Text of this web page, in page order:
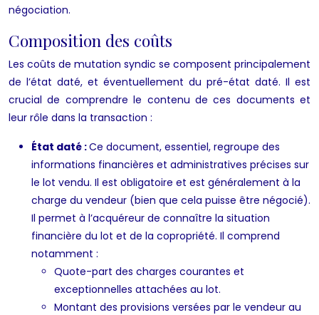
négociation.
Composition des coûts
Les coûts de mutation syndic se composent principalement
de l’état daté, et éventuellement du pré-état daté. Il est
crucial de comprendre le contenu de ces documents et
leur rôle dans la transaction :
État daté :Ce document, essentiel, regroupe des
informations financières et administratives précises sur
le lot vendu. Il est obligatoire et est généralement à la
charge du vendeur (bien que cela puisse être négocié).
Il permet à l’acquéreur de connaître la situation
financière du lot et de la copropriété. Il comprend
notamment :
Quote-part des charges courantes et
exceptionnelles attachées au lot.
Montant des provisions versées par le vendeur au